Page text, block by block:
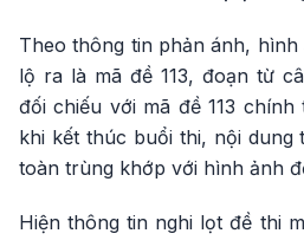
Theo thông tin phản ánh,
lộ ra là mã đề 113, đoạn từ
đối chiếu với mã đề 113
khi kết thúc buổi thi, nội dung
toàn trùng khớp với hình ảnh
Hiện thông tin nghi lọt đề thi